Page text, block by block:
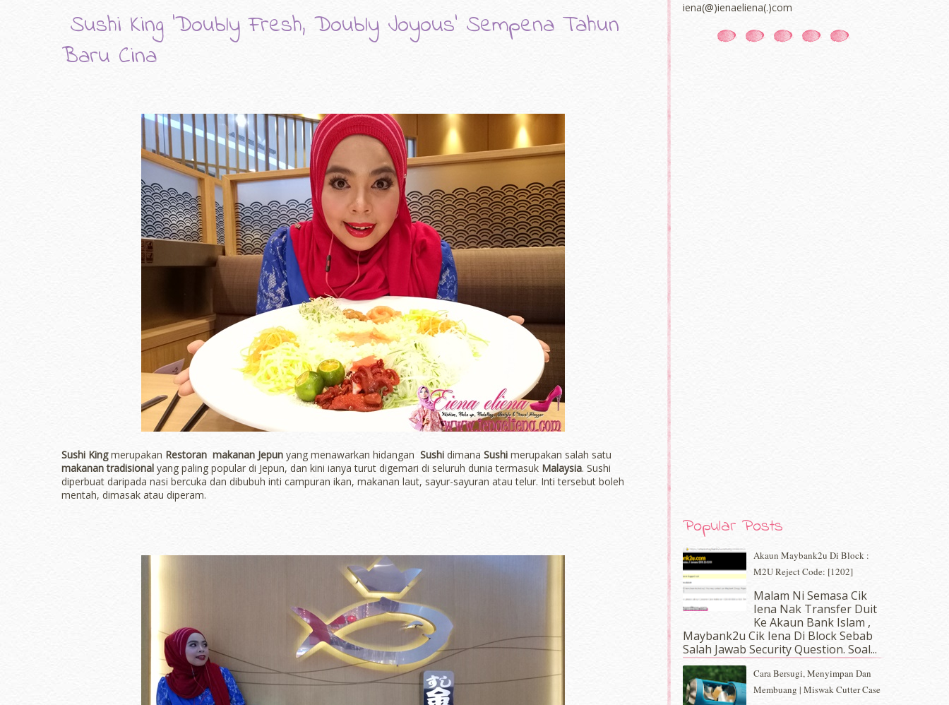
Sushi King ‘Doubly Fresh, Doubly Joyous’ Sempena Tahun
Baru Cina
Sushi Kingmerupakan Restoran makanan Jepun yang menawarkan hidangan Sushi dimana Sushi merupakan salah satu
makanan tradisional yang paling popular di Jepun, dan kini ianya turut digemari di seluruh dunia termasuk Malaysia. Sushi
diperbuat daripada nasi bercuka dan dibubuh inti campuran ikan, makanan laut, sayur-sayuran atau telur. Inti tersebut boleh
mentah, dimasak atau diperam.
iena(@)ienaeliena(.)com
Popular Posts
Akaun Maybank2u Di Block :
M2U Reject Code: [1202]
Malam Ni Semasa Cik
Iena Nak Transfer Duit
Ke Akaun Bank Islam ,
Maybank2u Cik Iena Di Block Sebab
Salah Jawab Security Question. Soal...
Cara Bersugi, Menyimpan Dan
Membuang | Miswak Cutter Case